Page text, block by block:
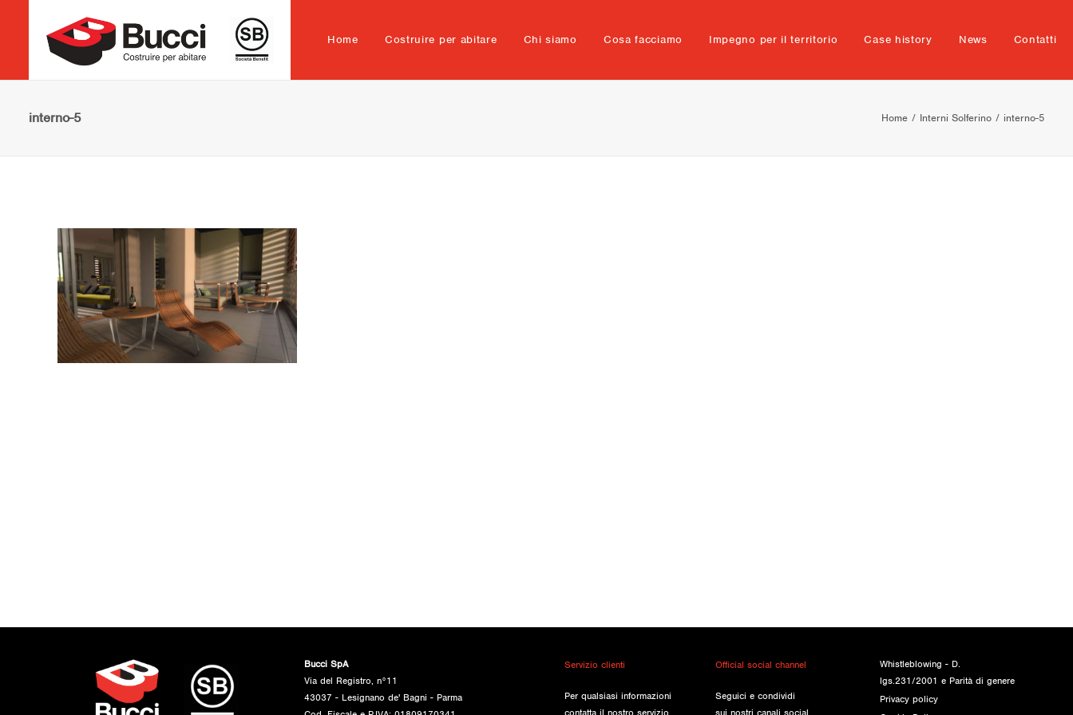
Home Costruire per abitare Chi siamo Cosa facciamo Impegno per il territorio Case history News Contatti
interno-5 Home Interni Solferino interno-5
Bucci SpA
Via del Registro, n°11
43037 - Lesignano de' Bagni - Parma
Servizio clienti
Per qualsiasi informazioni
Official social channel
Seguici e condividi
Whistleblowing - D.
lgs.231/2001 e Parità di genere
Privacy policy